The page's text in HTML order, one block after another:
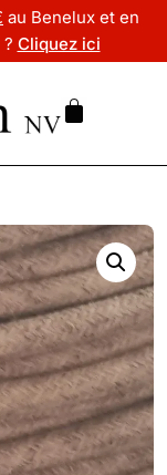
au Benelux et en
Cliquez ici